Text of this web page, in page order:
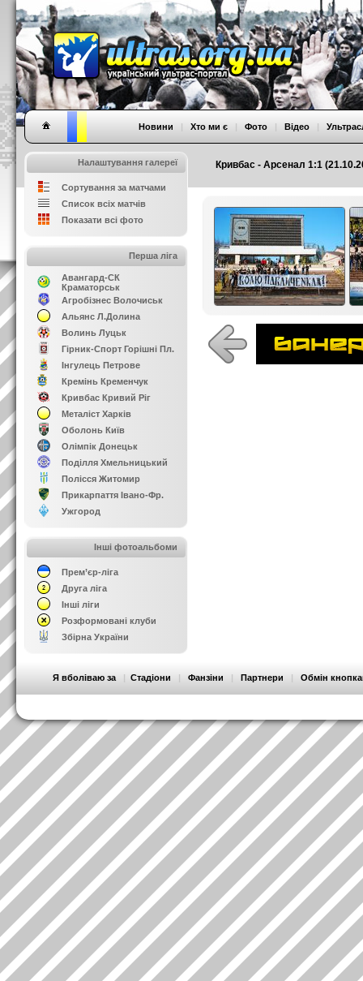
Кривбас - Арсенал 1:1
Новини | Хто ми є | Фото | Відео |
Налаштування галереї
Сортування за матчами
Список всіх матчів
Показати всі фото
Перша ліга
Авангард-СК
Краматорськ
Агробізнес Волочиськ
Альянс Л.Долина
Волинь Луцьк
Гірник-Спорт Горішні Пл.
Інгулець Петрове
Кремінь Кременчук
Кривбас Кривий Ріг
Металіст Харків
Оболонь Київ
Олімпік Донецьк
Поділля Хмельницький
Полісся Житомир
Прикарпаття Івано-Фр.
Ужгород
Інші фотоальбоми
Прем’єр-ліга
Друга ліга
Інші ліги
Розформовані клуби
Збірна України
Я вболіваю за | Стадіони | Фанзіни | Партнери | Обмін